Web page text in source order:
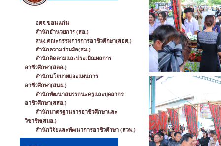
อศจ.ขอนแก่น
สำนักอำนวยการ (สอ.)
สนง.คณะกรรมการการอาชีวศึกษา(สอศ.)
สำนักความร่วมมือ(สม.)
สำนักติดตามและประเมิณผลการ
อาชีวศึกษา(สตอ.)
สำนักนโยบายและแผนการ
อาชีวศึกษา(สนผ.)
สำนักพัฒนาสมรรถนะครูและบุคลากร
อาชีวศึกษา(สสอ.)
สำนักมาตรฐานการอาชีวศึกษาและ
วิชาชีพ(สมอ.)
สำนักวิจัยและพัฒนาการอาชีวศึกษา (สวพ.)